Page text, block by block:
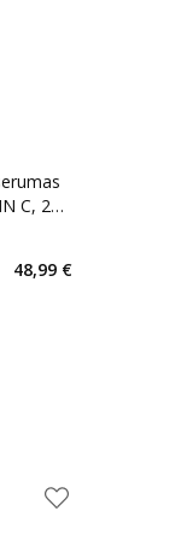
C, 20
nuolaida
48,99 €